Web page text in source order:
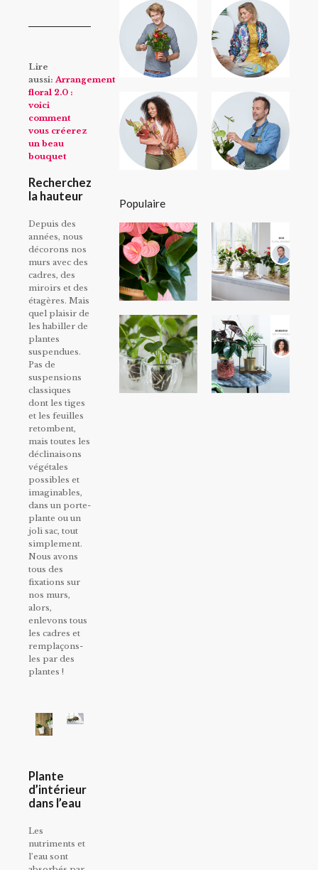
Lire
aussi: Arrangement
floral 2.0 :
voici
comment
vous créerez
un beau
bouquet
Recherchez
la hauteur
Depuis des
années, nous
décorons nos
murs avec des
cadres, des
miroirs et des
étagères. Mais
quel plaisir de
les habiller de
plantes
suspendues.
Pas de
suspensions
classiques
dont les tiges
et les feuilles
retombent,
mais toutes les
déclinaisons
végétales
possibles et
imaginables,
dans un porte-
plante ou un
joli sac, tout
simplement.
Nous avons
tous des
fixations sur
nos murs,
alors,
enlevons tous
les cadres et
remplaçons-
les par des
plantes !
Plante
d’intérieur
dans l’eau
Les
nutriments et
l’eau sont
Populaire